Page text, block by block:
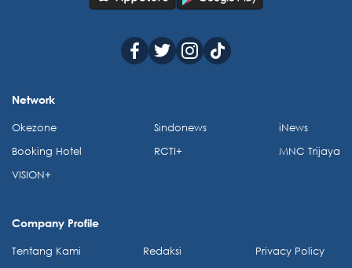
Network
Okezone
Booking Hotel
VISION+
Sindonews
RCTI+
iNews
MNC Trijaya
Company Profile
Tentang Kami Redaksi Privacy Policy